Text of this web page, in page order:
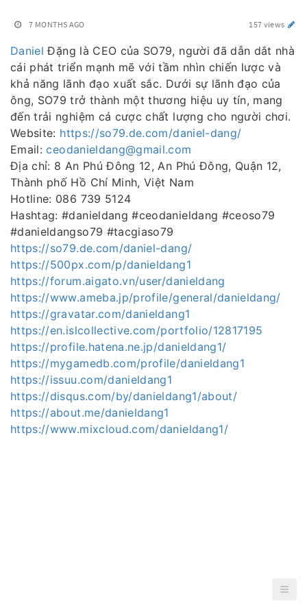
7 MONTHS AGO 157 views
Daniel Đặng là CEO của SO79, người đã dẫn dắt nhà
cái phát triển mạnh mẽ với tầm nhìn chiến lược và
khả năng lãnh đạo xuất sắc. Dưới sự lãnh đạo của
ông, SO79 trở thành một thương hiệu uy tín, mang
đến trải nghiệm cá cược chất lượng cho người chơi.
Website: https://so79.de.com/daniel-dang/
Email:ceodanieldang@gmail.com
Địa chỉ: 8 An Phú Đông 12, An Phú Đông, Quận 12,
Thành phố Hồ Chí Minh, Việt Nam
Hotline: 086 739 5124
Hashtag: #danieldang #ceodanieldang #ceoso79
#danieldangso79 #tacgiaso79
https://so79.de.com/daniel-dang/
https://500px.com/p/danieldang1
https://forum.aigato.vn/user/danieldang
https://www.ameba.jp/profile/general/danieldang/
https://gravatar.com/danieldang1
https://en.islcollective.com/portfolio/12817195
https://profile.hatena.ne.jp/danieldang1/
https://mygamedb.com/profile/danieldang1
https://issuu.com/danieldang1
https://disqus.com/by/danieldang1/about/
https://about.me/danieldang1
https://www.mixcloud.com/danieldang1/